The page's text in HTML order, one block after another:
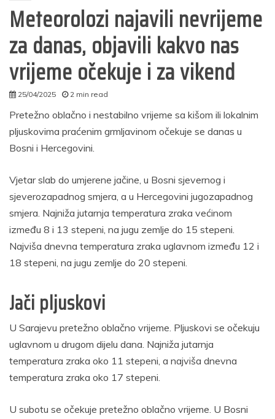
Meteorolozi najavili nevrijeme
za danas, objavili kakvo nas
vrijeme očekuje i za vikend
25/04/2025
2 min read
Pretežno oblačno i nestabilno vrijeme sa kišom ili lokalnim
pljuskovima praćenim grmljavinom očekuje se danas u
Bosni i Hercegovini.
Vjetar slab do umjerene jačine, u Bosni sjevernog i
sjeverozapadnog smjera, a u Hercegovini jugozapadnog
smjera. Najniža jutarnja temperatura zraka većinom
između 8 i 13 stepeni, na jugu zemlje do 15 stepeni.
Najviša dnevna temperatura zraka uglavnom između 12 i
18 stepeni, na jugu zemlje do 20 stepeni.
Jači pljuskovi
U Sarajevu pretežno oblačno vrijeme. Pljuskovi se očekuju
uglavnom u drugom dijelu dana. Najniža jutarnja
temperatura zraka oko 11 stepeni, a najviša dnevna
temperatura zraka oko 17 stepeni.
U subotu se očekuje pretežno oblačno vrijeme. U Bosni